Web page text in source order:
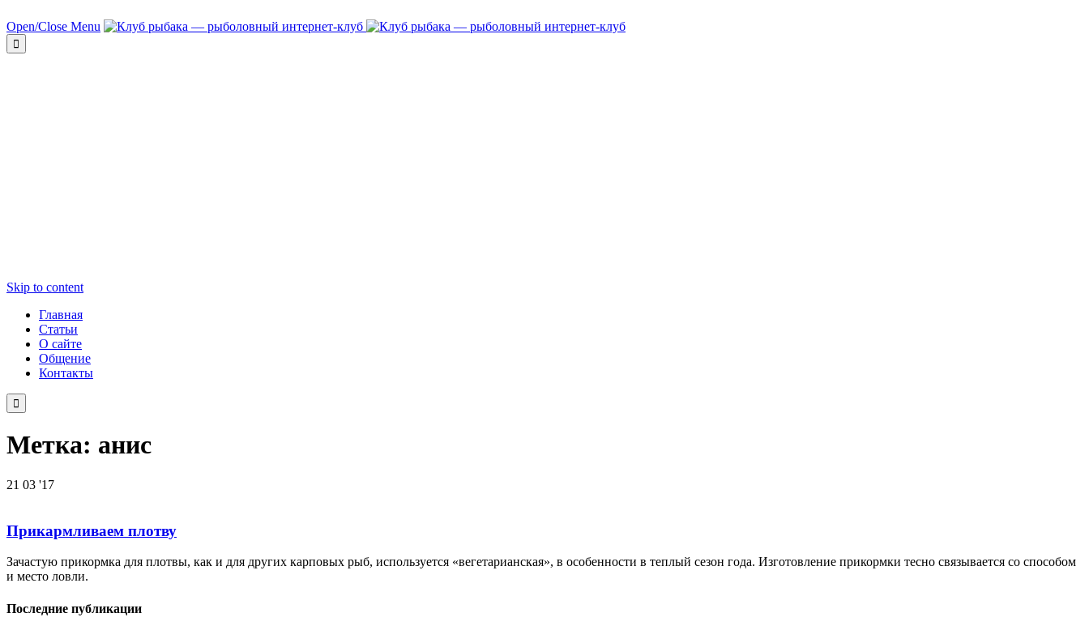
Open/Close Menu

Skip to content
Главная
Статьи
О сайте
Общение
Контакты

Метка: анис
21 03 '17
Прикармливаем плотву
Зачастую прикормка для плотвы, как и для других карповых рыб, используется «вегетарианская», в особенности в теплый сезон года. Изготовление прикормки тесно связывается со способом
и место ловли.
Последние публикации